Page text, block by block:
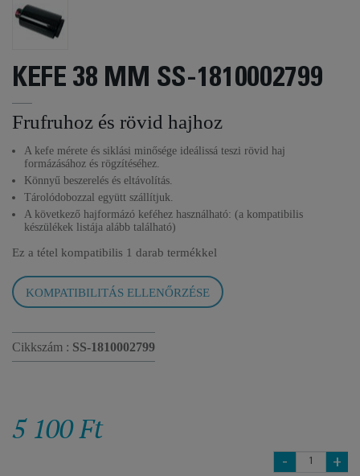
KEFE 38 MM SS-1810002799
Frufruhoz és rövid hajhoz
A kefe mérete és siklási minősége ideálissá teszi rövid haj
formázásához és rögzítéséhez.
Könnyű beszerelés és eltávolítás.
Tárolódobozzal együtt szállítjuk.
A következő hajformázó keféhez használható: (a kompatibilis
készülékek listája alább található)
Ez a tétel kompatibilis 1 darab termékkel
KOMPATIBILITÁS ELLENŐRZÉSE
Cikkszám : SS-1810002799
5 100 Ft
- +